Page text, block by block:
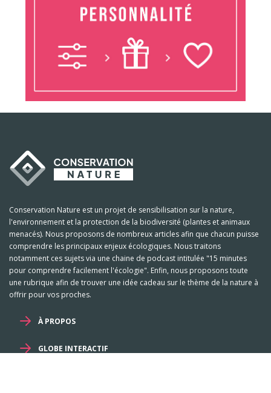
Conservation Nature est un projet de sensibilisation sur la nature,
l'environnement et la protection de la biodiversité (plantes et animaux
menacés). Nous proposons de nombreux articles afin que chacun puisse
comprendre les principaux enjeux écologiques. Nous traitons
notamment ces sujets via une chaine de podcast intitulée "15 minutes
pour comprendre facilement l'écologie". Enfin, nous proposons toute
une rubrique afin de trouver une idée cadeau sur le thème de la nature à
offrir pour vos proches.
À PROPOS
GLOBE INTERACTIF